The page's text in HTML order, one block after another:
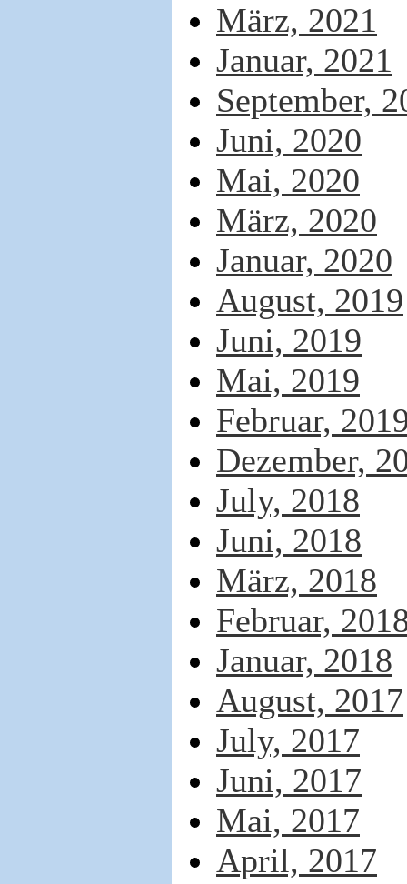
März, 2021
Januar, 2021
September,
Juni, 2020
Mai, 2020
März, 2020
Januar, 2020
August, 2019
Juni, 2019
Mai, 2019
Februar,
Dezember,
July, 2018
Juni, 2018
März, 2018
Februar,
Januar, 2018
August, 2017
July, 2017
Juni, 2017
Mai, 2017
April, 2017